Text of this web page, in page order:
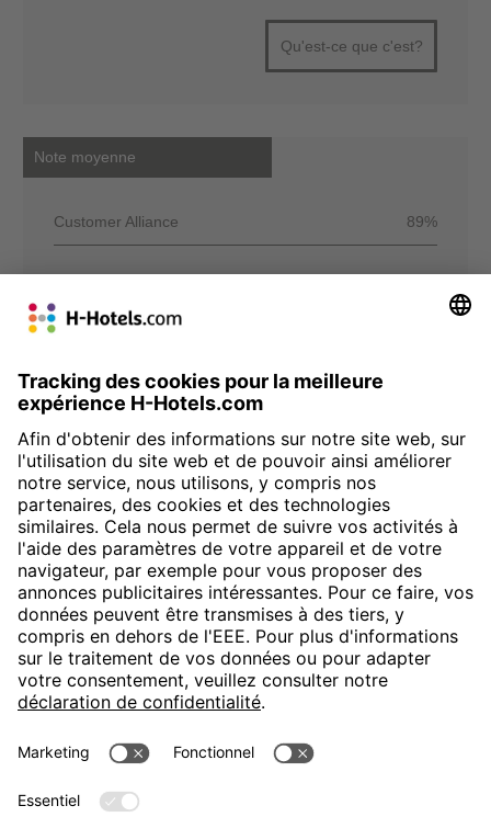
Qu'est-ce que c'est?
Note moyenne
Customer Alliance 89%
H-Hotels.com sponsorise le club de football suivant